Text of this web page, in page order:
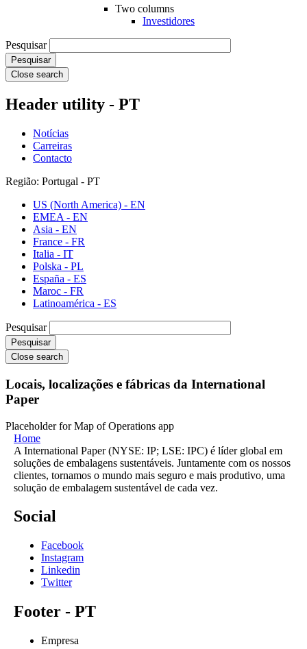
Two columns
Investidores
Pesquisar
Close search
Header utility - PT
Notícias
Carreiras
Contacto
Região: Portugal - PT
US (North America) - EN
EMEA - EN
Asia - EN
France - FR
Italia - IT
Polska - PL
España - ES
Maroc - FR
Latinoamérica - ES
Pesquisar
Close search
Locais, localizações e fábricas da International
Paper
Placeholder for Map of Operations app
Home
A International Paper (NYSE: IP; LSE: IPC) é líder global em
soluções de embalagens sustentáveis. Juntamente com os nossos
clientes, tornamos o mundo mais seguro e mais produtivo, uma
solução de embalagem sustentável de cada vez.
Social
Facebook
Instagram
Linkedin
Twitter
Footer - PT
Empresa